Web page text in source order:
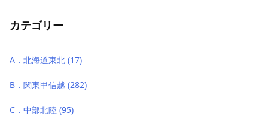
カテゴリー
A．北海道東北 (17)
B．関東甲信越 (282)
C．中部北陸 (95)